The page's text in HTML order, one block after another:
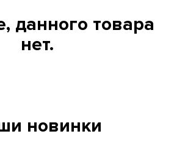
данного товара
нет.
новинки